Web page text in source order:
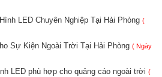
LED Chuyên Nghiệp Tại Hải Phòng (
Sự Kiện Ngoài Trời Tại Hải Phòng ( Ngày
LED phù hợp cho quảng cáo ngoài trời (